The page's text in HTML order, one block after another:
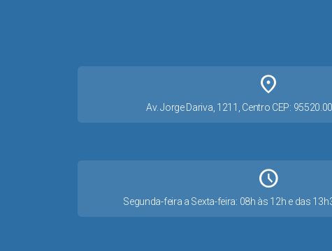
place
Av. Jorge Dariva, 1211, Centro CEP:
Schedule
Segunda-feira a Sexta-feira: 08h às 12h e das